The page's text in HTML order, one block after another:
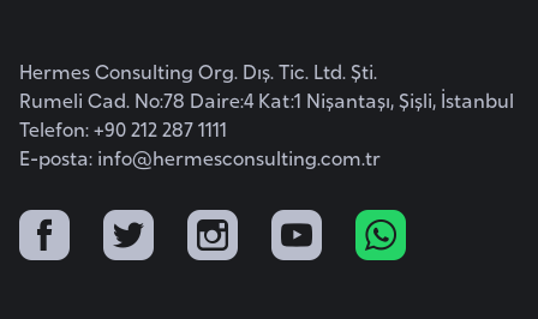
Hermes Consulting Org. Dış. Tic. Ltd. Şti.
Rumeli Cad. No:78 Daire:4 Kat:1 Nişantaşı, Şişli, İstanbul
Telefon: +90 212 287 1111
E-posta: info@hermesconsulting.com.tr
ç
i
k
a
B
e